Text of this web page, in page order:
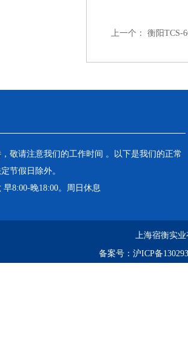
上一个： 衡阳TCS-
敬请注意我们的工作时间 。以下是我们的正常
节假日除外。
8:00-晚18:00。周日休息
上海宿衡实
备案号： 沪ICP备